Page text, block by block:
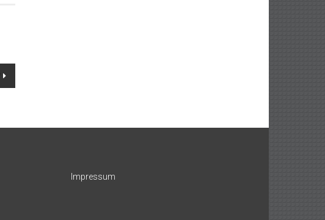
Impressum